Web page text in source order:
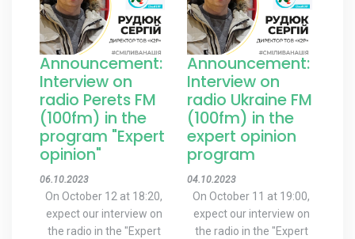
Announcement:
Interview on
radio Perets FM
(100fm) in the
program "Expert
opinion"
06.10.2023
On October 12 at 18:20,
expect our interview on
the radio in the "Expert
Announcement:
Interview on
radio Ukraine FM
(100fm) in the
expert opinion
program
04.10.2023
On October 11 at 19:00,
expect our interview on
the radio in the "Expert